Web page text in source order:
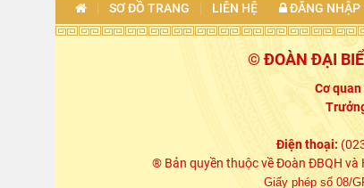
SƠ ĐỒ TRANG LIÊN HỆ ĐĂNG NHẬP
© ĐOÀN ĐẠI
Cơ
Điện thoại:
® Bản quyền thuộc về Đoàn ĐBQH và
Giấy phép số 08/